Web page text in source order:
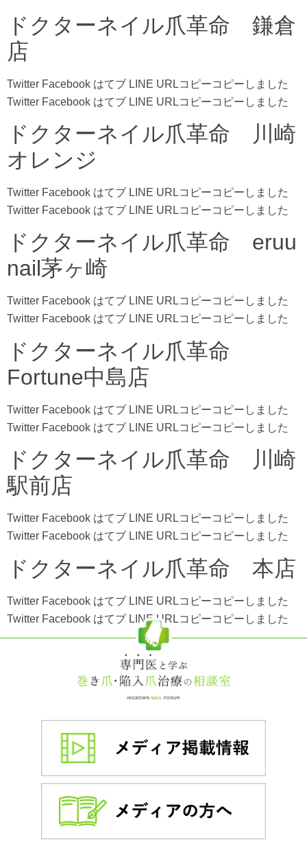
ドクターネイル爪革命 鎌倉
店
Twitter Facebook はてブ LINE URLコピーコピーしました
Twitter Facebook はてブ LINE URLコピーコピーしました
ドクターネイル爪革命 川崎
オレンジ
Twitter Facebook はてブ LINE URLコピーコピーしました
Twitter Facebook はてブ LINE URLコピーコピーしました
ドクターネイル爪革命 eruu
nail茅ヶ崎
Twitter Facebook はてブ LINE URLコピーコピーしました
Twitter Facebook はてブ LINE URLコピーコピーしました
ドクターネイル爪革命
Fortune中島店
Twitter Facebook はてブ LINE URLコピーコピーしました
Twitter Facebook はてブ LINE URLコピーコピーしました
ドクターネイル爪革命 川崎
駅前店
Twitter Facebook はてブ LINE URLコピーコピーしました
Twitter Facebook はてブ LINE URLコピーコピーしました
ドクターネイル爪革命 本店
Twitter Facebook はてブ LINE URLコピーコピーしました
Twitter Facebook はてブ LINE URLコピーコピーしました